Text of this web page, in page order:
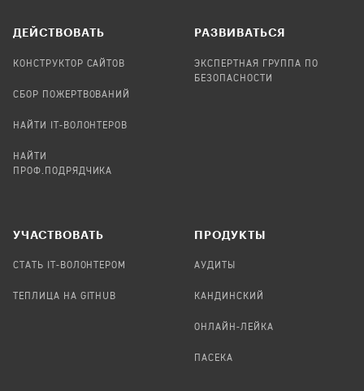
ДЕЙСТВОВАТЬ
КОНСТРУКТОР САЙТОВ
СБОР ПОЖЕРТВОВАНИЙ
НАЙТИ IT-ВОЛОНТЕРОВ
НАЙТИ
ПРОФ.ПОДРЯДЧИКА
РАЗВИВАТЬСЯ
ЭКСПЕРТНАЯ ГРУППА ПО
БЕЗОПАСНОСТИ
УЧАСТВОВАТЬ
СТАТЬ IT-ВОЛОНТЕРОМ
ТЕПЛИЦА НА GITHUB
ПРОДУКТЫ
АУДИТЫ
КАНДИНСКИЙ
ОНЛАЙН-ЛЕЙКА
ПАСЕКА